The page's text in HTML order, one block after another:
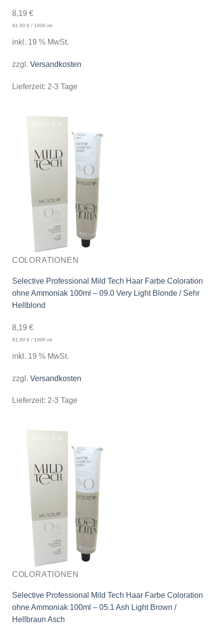
8,19 €
81,90 €/ 1000 ml
inkl. 19 % MwSt.
zzgl. Versandkosten
Lieferzeit: 2-3 Tage
COLORATIONEN
Selective Professional Mild Tech Haar Farbe Coloration
ohne Ammoniak 100ml – 09.0 Very Light Blonde / Sehr
Hellblond
8,19 €
81,90 €/ 1000 ml
inkl. 19 % MwSt.
zzgl. Versandkosten
Lieferzeit: 2-3 Tage
COLORATIONEN
Selective Professional Mild Tech Haar Farbe Coloration
ohne Ammoniak 100ml – 05.1 Ash Light Brown /
Hellbraun Asch